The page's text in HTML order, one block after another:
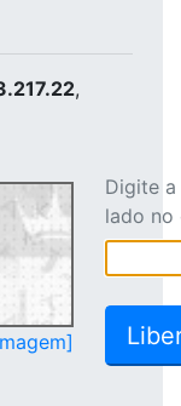
,
Digite
lado no